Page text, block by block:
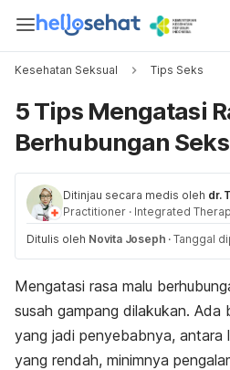
Kesehatan Seksual Tips Seks
5 Tips Mengatasi
Berhubungan Seks
Ditinjau secara medis oleh dr.
Practitioner · Integrated
Ditulis oleh Novita Joseph · Tanggal
Mengatasi rasa malu
susah gampang dilakukan.
yang jadi penyebabnya, antara
yang rendah, minimnya